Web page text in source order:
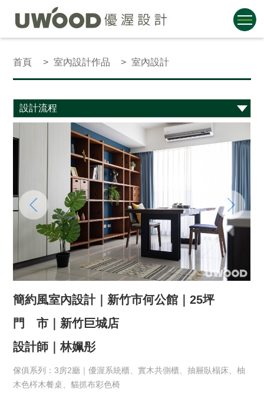
首頁 室內設計作品 室內設計
簡約風室內設計｜新竹市何公館｜25坪
門 市｜新竹巨城店
設計師｜林姵彤
傢俱系列：3房2廳｜優渥系統櫃、實木共側櫃、抽屜臥榻床、柚
木色梣木餐桌、貓抓布彩色椅